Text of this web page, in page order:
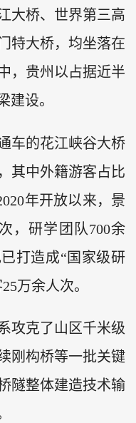
大桥、世界第三高
特大桥，均坐落在
，贵州以占据近半
建设。
车的花江峡谷大桥
其中外籍游客占比
年开放以来，景
，研学团队700余
打造成“国家级研
万余人次。
攻克了山区千米级
刚构桥等一批关键
隧整体建造技术输